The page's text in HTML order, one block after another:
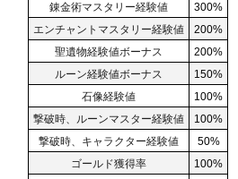
錬金術マスタリー経験値
300%
エンチャントマスタリー経験値
200%
聖遺物経験値ボーナス
200%
ルーン経験値ボーナス
150%
石像経験値
100%
撃破時、ルーンマスター経験値
100%
撃破時、キャラクター経験値
50%
ゴールド獲得率
100%